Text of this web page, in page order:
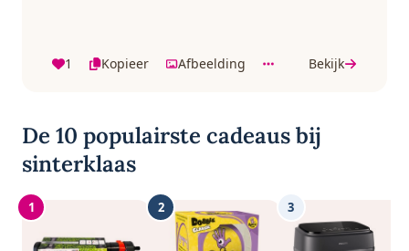
1 Kopieer Afbeelding Bekijk
De 10 populairste cadeaus bij
sinterklaas
1 2 3